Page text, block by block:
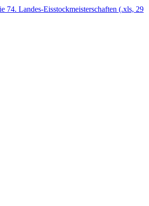
74. Landes-Eisstockmeisterschaften (.xls, 29